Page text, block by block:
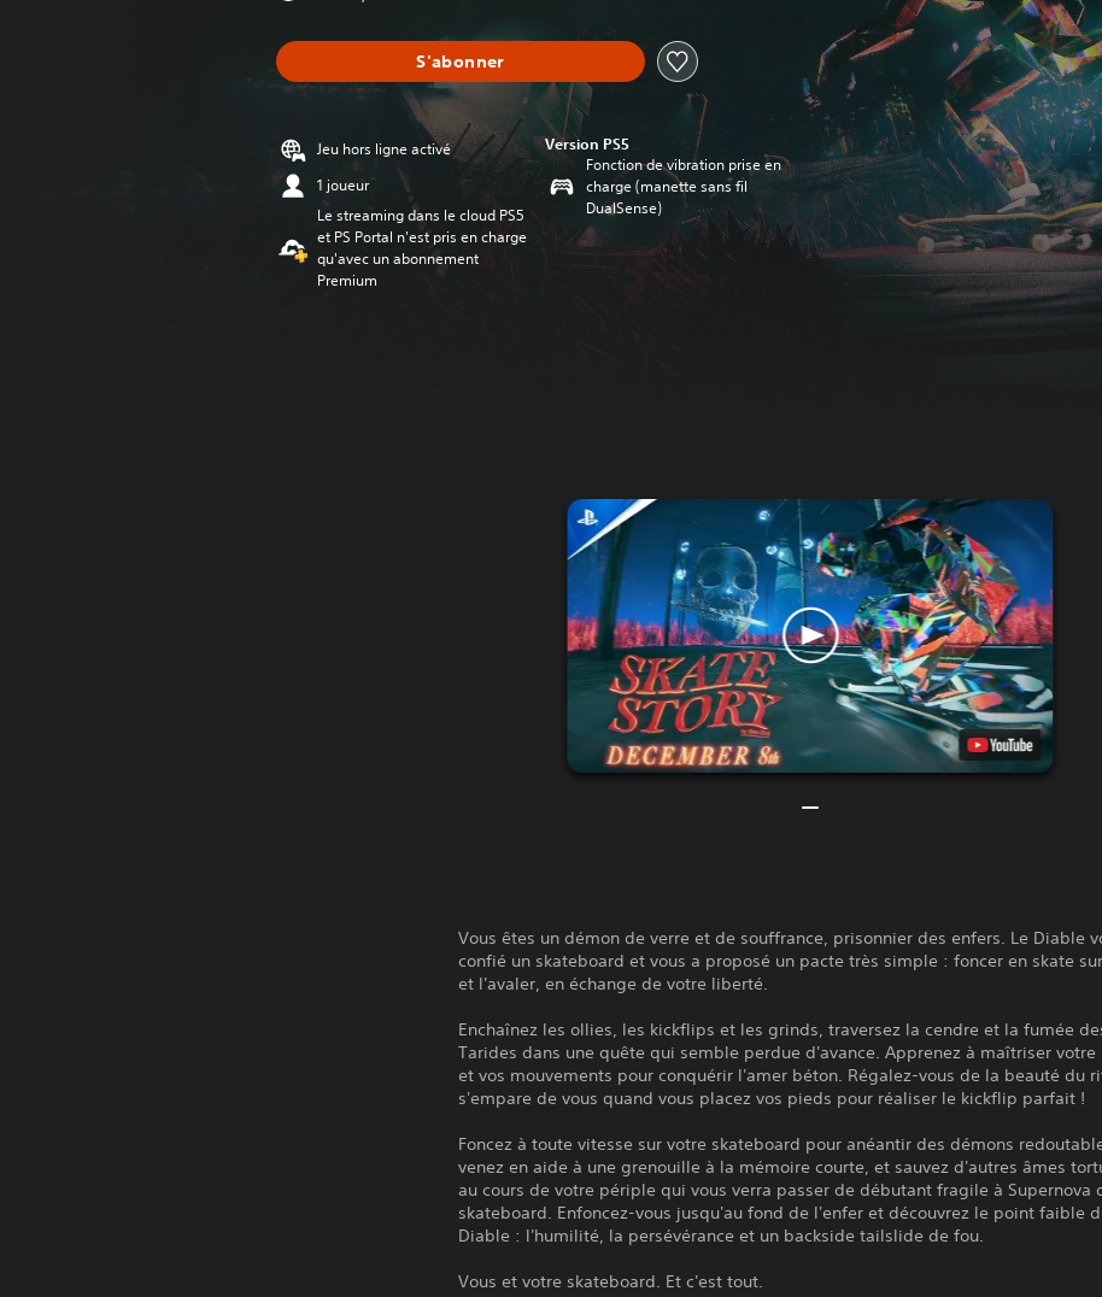
S'abonner
Jeu hors ligne activé
1 joueur
Le streaming dans le cloud PS5
et PS Portal n'est pris en charge
qu'avec un abonnement
Premium
Version PS5
Fonction de vibration prise en
charge (manette sans fil
DualSense)
Vous êtes un démon de verre et de souffrance, prisonnier des enfers. Le Diable
confié un skateboard et vous a proposé un pacte très simple : foncer en skate
et l'avaler, en échange de votre liberté.
Enchaînez les ollies, les kickflips et les grinds, traversez la cendre et la fumée
Tarides dans une quête qui semble perdue d'avance. Apprenez à maîtriser votre
et vos mouvements pour conquérir l'amer béton. Régalez-vous de la beauté du
s'empare de vous quand vous placez vos pieds pour réaliser le kickflip parfait !
Foncez à toute vitesse sur votre skateboard pour anéantir des démons
venez en aide à une grenouille à la mémoire courte, et sauvez d'autres âmes
au cours de votre périple qui vous verra passer de débutant fragile à Supernova
skateboard. Enfoncez-vous jusqu'au fond de l'enfer et découvrez le point faible
Diable : l'humilité, la persévérance et un backside tailslide de fou.
Vous et votre skateboard. Et c'est tout.